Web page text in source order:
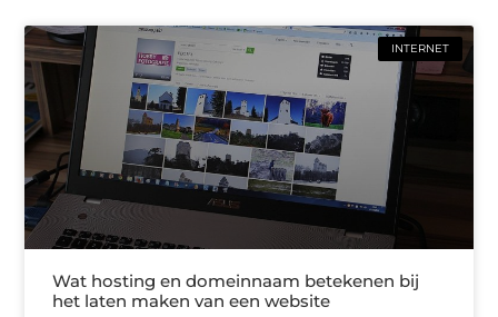
INTERNET
Wat hosting en domeinnaam betekenen bij
het laten maken van een website